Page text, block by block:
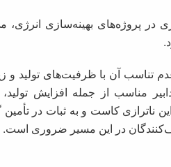
در پروژه‌های بهینه‌سازی
تناسب آن با ظرفیت‌های تولید
مناسب از جمله افزایش
ناترازی کاست و به ثبات در
در این مسیر ضروری است.